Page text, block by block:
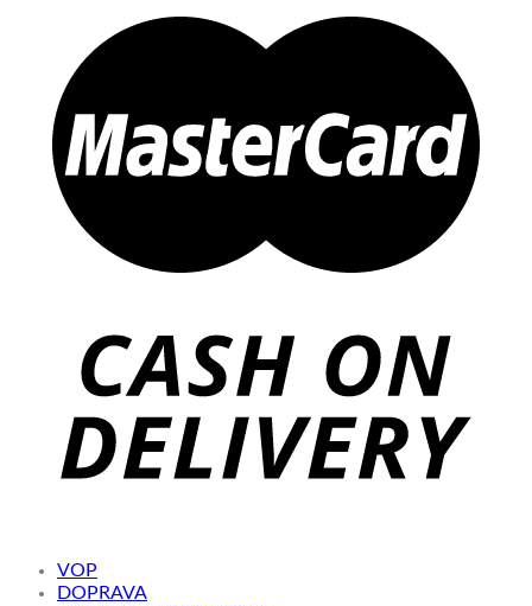
VOP
DOPRAVA